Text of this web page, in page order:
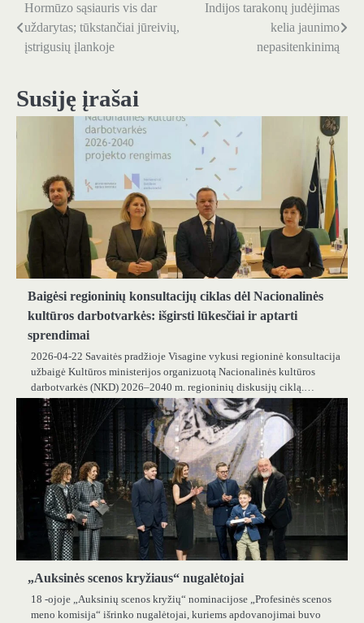
Navigacija
tarp
Hormūzo sąsiauris vis dar
uždarytas; tūkstančiai jūreivių,
įstrigusių įlankoje
Indijos tarakonų judėjimas
kelia jaunimo
nepasitenkinimą
Susiję įrašai
Baigėsi regioninių konsultacijų ciklas dėl Nacionalinės
kultūros darbotvarkės: išgirsti lūkesčiai ir aptarti
sprendimai
2026-04-22 Savaitės pradžioje Visagine vykusi regioninė konsultacija
užbaigė Kultūros ministerijos organizuotą Nacionalinės kultūros
darbotvarkės (NKD) 2026–2040 m. regioninių diskusijų ciklą.…
„Auksinės scenos kryžiaus“ nugalėtojai
18 -ojoje „Auksinių scenos kryžių“ nominacijose „Profesinės scenos
meno komisija“ išrinko nugalėtojai, kuriems apdovanojimai buvo